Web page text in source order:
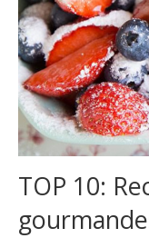
TOP 10: